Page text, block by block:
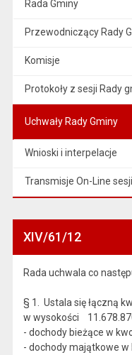
Rada Gminy
Przewodniczący Rady
Komisje
Protokoły z sesji Rady
Uchwały Rady Gminy
Wnioski i interpelacje
Transmisje On-Line
XIV/61/12
Rada uchwala co
§ 1. Ustala się łączną
w wysokości
- dochody bieżące w
- dochody majątkowe